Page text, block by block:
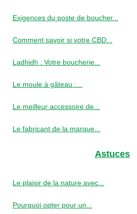
Exigences du poste de boucher...
Comment savoir si votre CBD...
Ladhidh : Votre boucherie...
Le moule à gâteau :...
Le meilleur accessoire de...
Le fabricant de la marque...
Astuces
Le plaisir de la nature avec...
Pourquoi opter pour un...